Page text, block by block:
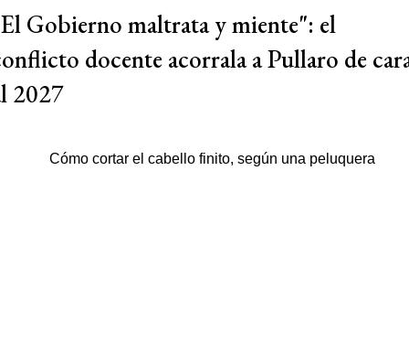
Gobierno maltrata y miente": el
docente acorrala a Pullaro de
2027